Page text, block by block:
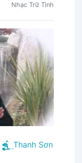
Nhạc Trữ Tình
Thanh Sơn